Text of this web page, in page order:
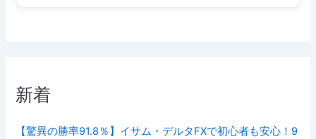
新着
【驚異の勝率91.8％】イサム・デルタFXで初心者も安心！9